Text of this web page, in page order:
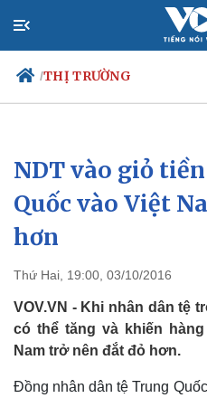
/THỊ TRƯỜNG
Chính trị
Đảng
Tổ chức nhân sự
Quốc hội
NDT vào giỏ
Quốc vào Việt
hơn
Thứ Hai, 19:00, 03/10/2016
VOV.VN - Khi nhân dân tệ
có thể tăng và khiến
Nam trở nên đắt đỏ hơn.
Đồng nhân dân tệ Trung